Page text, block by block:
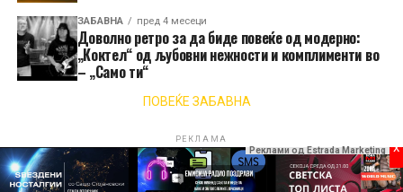
ЗАБАВНА пред 4 месеци
Доволно ретро за да биде повеќе од модерно:
„Коктел“ од љубовни нежности и комплименти во
– „Само ти“
ПОВЕЌЕ ЗАБАВНА
РЕКЛАМА
Реклами од Estrada Marketing x